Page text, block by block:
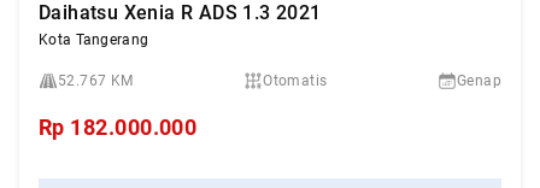
Daihatsu Xenia R ADS 1.3 2021
Kota Tangerang
52.767 KM Otomatis Genap
Rp 182.000.000